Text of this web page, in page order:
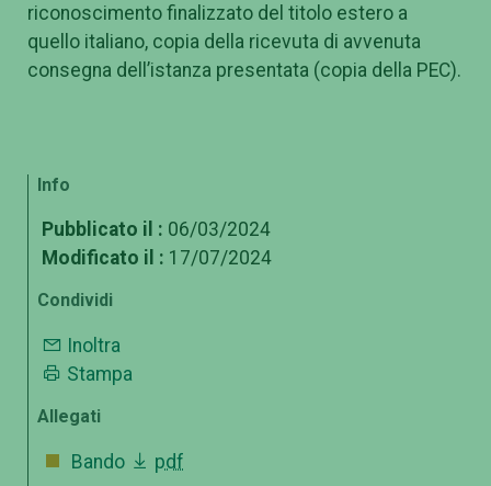
riconoscimento finalizzato del titolo estero a
quello italiano, copia della ricevuta di avvenuta
consegna dell’istanza presentata (copia della PEC).
Info
Pubblicato il : 06/03/2024
Modificato il : 17/07/2024
Condividi
Inoltra
Stampa
Allegati
Bando
pdf